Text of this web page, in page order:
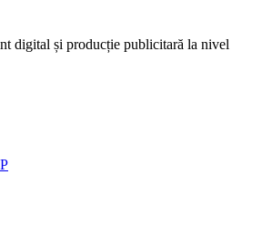
digital și producție publicitară la nivel